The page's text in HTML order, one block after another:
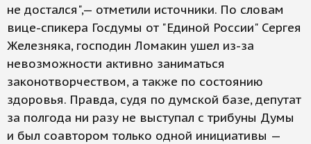
не достался",— отметили источники. По словам
вице-спикера Госдумы от "Единой России" Сергея
Железняка, господин Ломакин ушел из-за
невозможности активно заниматься
законотворчеством, а также по состоянию
здоровья. Правда, судя по думской базе, депутат
за полгода ни разу не выступал с трибуны Думы
и был соавтором только одной инициативы —